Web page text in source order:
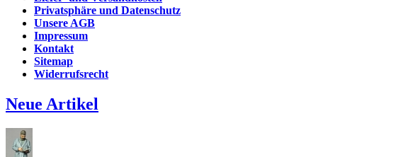
Privatsphäre und Datenschutz
Unsere AGB
Impressum
Kontakt
Sitemap
Widerrufsrecht
Neue Artikel